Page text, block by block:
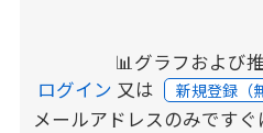
📊グラフおよび
ログイン 又は 新規登録（
メールアドレスのみですぐ